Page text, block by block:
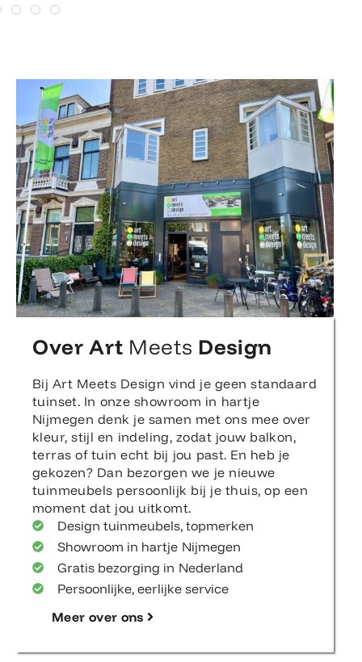
Over Art Meets Design
Bij Art Meets Design vind je geen standaard
tuinset. In onze showroom in hartje
Nijmegen denk je samen met ons mee over
kleur, stijl en indeling, zodat jouw balkon,
terras of tuin echt bij jou past. En heb je
gekozen? Dan bezorgen we je nieuwe
tuinmeubels persoonlijk bij je thuis, op een
moment dat jou uitkomt.
Design tuinmeubels, topmerken
Showroom in hartje Nijmegen
Gratis bezorging in Nederland
Persoonlijke, eerlijke service
Meer over ons